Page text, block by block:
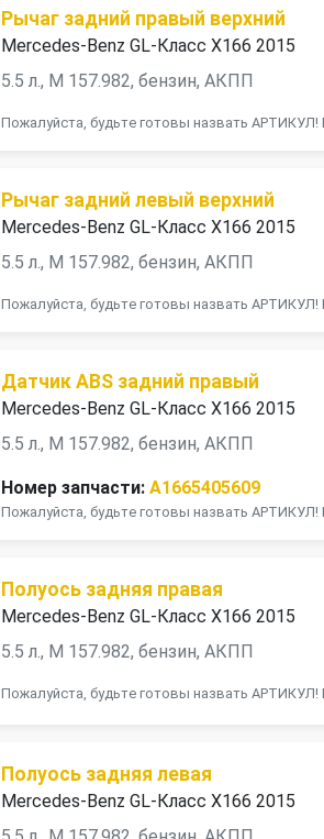
Рычаг задний правый верхний
Mercedes-Benz GL-Класс X166 2015
5.5 л., M 157.982, бензин, АКПП
Пожалуйста, будьте готовы назвать
Рычаг задний левый верхний
Mercedes-Benz GL-Класс X166 2015
5.5 л., M 157.982, бензин, АКПП
Пожалуйста, будьте готовы назвать
Датчик ABS задний правый
Mercedes-Benz GL-Класс X166 2015
5.5 л., M 157.982, бензин, АКПП
Номер запчасти: A1665405609
Пожалуйста, будьте готовы назвать
Полуось задняя правая
Mercedes-Benz GL-Класс X166 2015
5.5 л., M 157.982, бензин, АКПП
Пожалуйста, будьте готовы назвать
Полуось задняя левая
Mercedes-Benz GL-Класс X166 2015